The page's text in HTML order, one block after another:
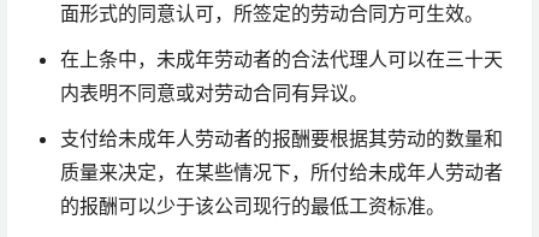
面形式的同意认可，所签定的劳动合同方可生效。
在上条中，未成年劳动者的合法代理人可以在三十天
内表明不同意或对劳动合同有异议。
支付给未成年人劳动者的报酬要根据其劳动的数量和
质量来决定，在某些情况下，所付给未成年人劳动者
的报酬可以少于该公司现行的最低工资标准。